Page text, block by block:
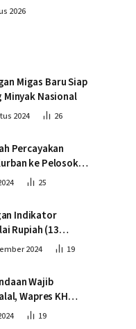
2026
Migas Baru Siap
Nasional
2024 26
Percayakan
ke Pelosok
Dompet Dhuafa
25
Indikator
Rupiah (13
2024 19
Wajib
KH
Tetap
19